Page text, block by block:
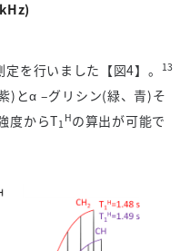
定を行いました【図4】。 13
) とα –グリシン(緑、青)そ
度からT1
Hの算出が可能で